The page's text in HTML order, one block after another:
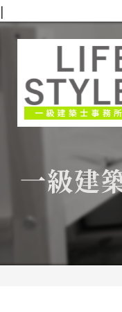
|
一級建